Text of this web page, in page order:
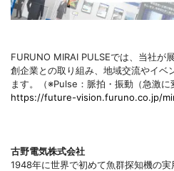
FURUNO MIRAI PULSEでは、当社が
創企業との取り組み、地域交流やイベ
ます。（※Pulse：脈拍・振動（急激に
https://future-vision.furuno.co.jp/
古野電気株式会社
1948年に世界で初めて魚群探知機の